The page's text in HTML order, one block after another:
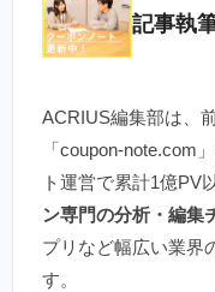
記事執
ACRIUS編集部は、
「coupon-note.com
ト運営で累計1億PV
ン専門の分析・編集
プリなど幅広い業界
す。